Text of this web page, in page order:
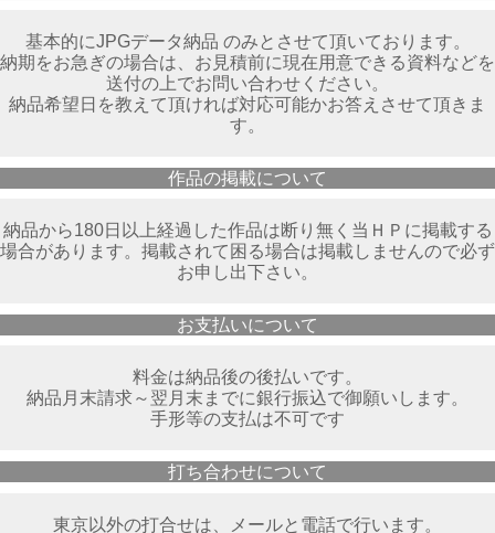
基本的にJPGデータ納品 のみとさせて頂いております。
納期をお急ぎの場合は、お見積前に現在用意できる資料などを
送付の上でお問い合わせください。
納品希望日を教えて頂ければ対応可能かお答えさせて頂きま
す。
作品の掲載について
納品から180日以上経過した作品は断り無く当ＨＰに掲載する
場合があります。掲載されて困る場合は掲載しませんので必ず
お申し出下さい。
お支払いについて
料金は納品後の後払いです。
納品月末請求～翌月末までに銀行振込で御願いします。
手形等の支払は不可です
打ち合わせについて
東京以外の打合せは、メールと電話で行います。